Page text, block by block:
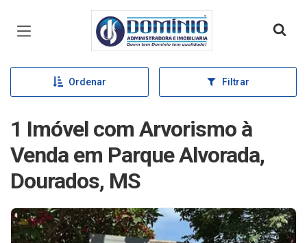
Página inicial
Ordenar Filtrar
1 Imóvel com Arvorismo à
Venda em Parque Alvorada,
Dourados, MS